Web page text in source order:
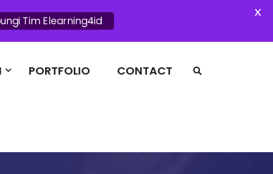
PORTFOLIO CONTACT
Tim Elearning4id
X